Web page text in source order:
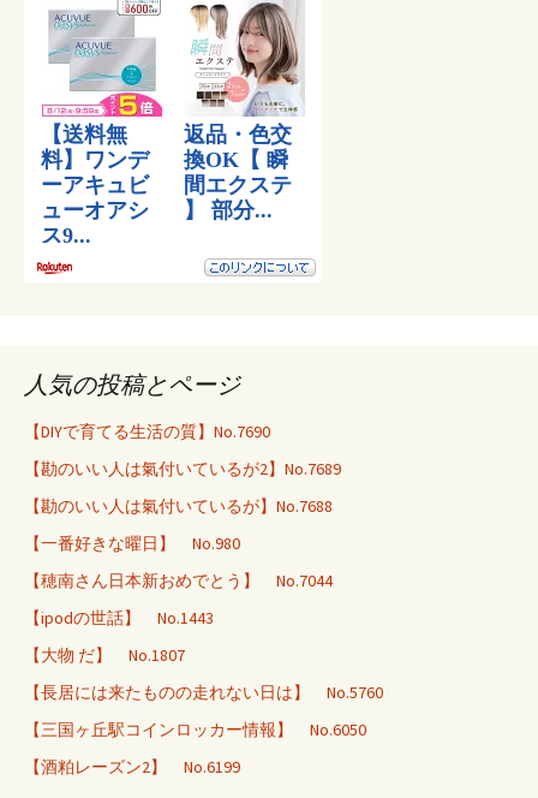
人気の投稿とページ
【DIYで育てる生活の質】No.7690
【勘のいい人は氣付いているが2】No.7689
【勘のいい人は氣付いているが】No.7688
【一番好きな曜日】 No.980
【穂南さん日本新おめでとう】 No.7044
【ipodの世話】 No.1443
【大物 だ】 No.1807
【長居には来たものの走れない日は】 No.5760
【三国ヶ丘駅コインロッカー情報】 No.6050
【酒粕レーズン2】 No.6199